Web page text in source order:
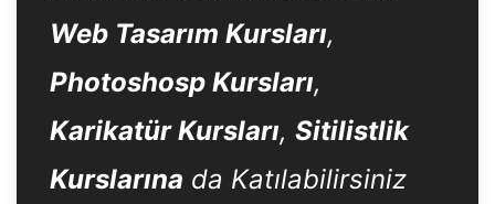
Web Tasarım Kursları,
Photoshosp Kursları,
Karikatür Kursları, Sitilistlik
Kurslarına da Katılabilirsiniz